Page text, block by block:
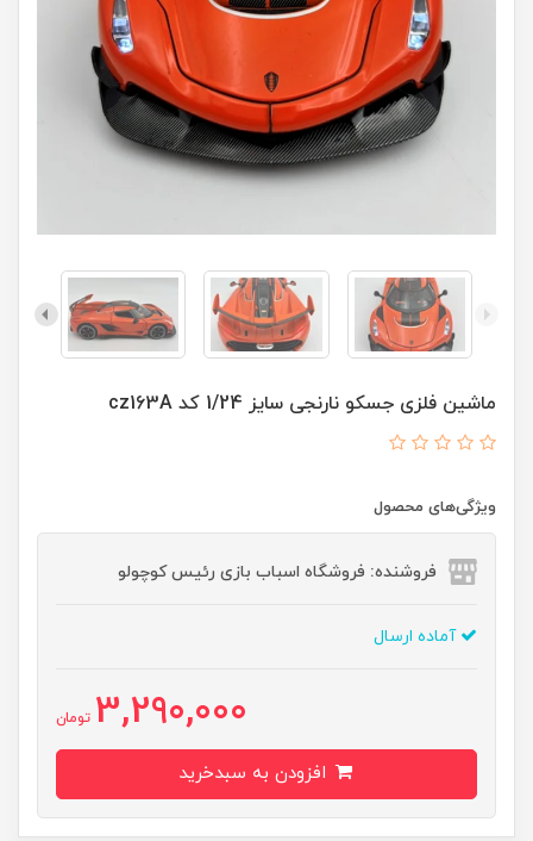
ماشین فلزی جسکو نارنجی سایز 1/24 کد cz163A
ویژگی‌های محصول
فروشنده: فروشگاه اسباب بازی رئیس کوچولو
آماده ارسال
3,290,000 تومان